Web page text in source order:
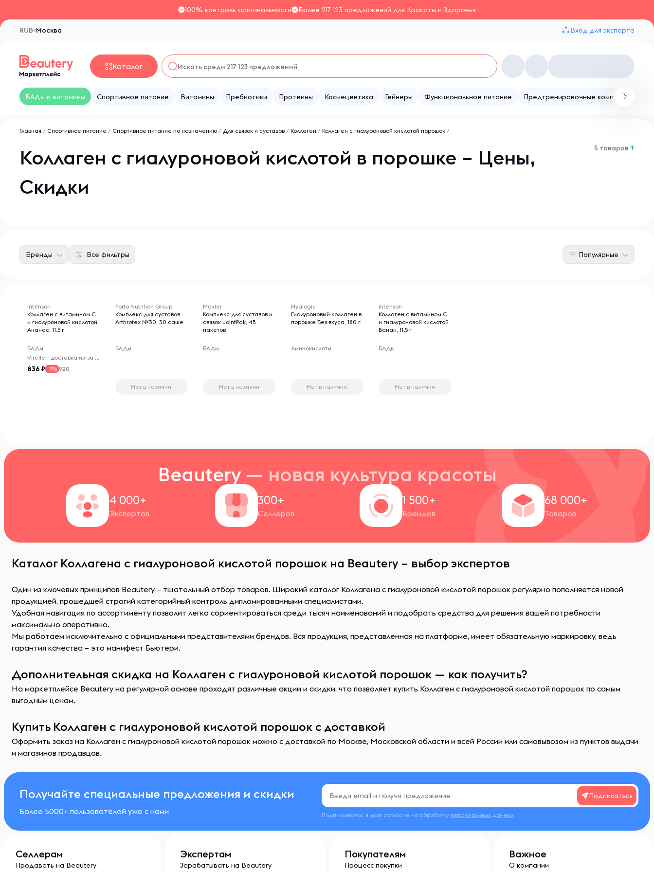
100% контроль оригинальности Более 217 123 предложений для Красоты и Здоровья
Москва
RUB Вход для эксперта
Каталог
БАДы и витамины Спортивное питание Витамины Пребиотики Протеины Космецевтика Гейнеры Функциональное питание Предтренировочные комплексы
Главная / Спортивное питание / Спортивное питание по назначению / Для связок и суставов / Коллаген / Коллаген с гиалуроновой кислотой порошок /
Коллаген с гиалуроновой кислотой в порошке – Цены,
Скидки
5 товаров ↑
Все фильтры
Бренды Популярные
Intenson
Коллаген с витамином C
и гиалуроновой кислотой
Ананас, 11.5 г
БАДы
Virelle - доставка из-за рубежа
836 -9% 920
Forto Nutrition Group
Комплекс для суставов
Arthrotex №30, 30 саше
БАДы
Нет в наличии
Maxler
Комплекс для суставов и
связок JointPak, 45
пакетов
БАДы
Нет в наличии
Hyalogic
Гиалуроновый коллаген в
порошке Без вкуса, 180 г
Аминокислоты
Нет в наличии
Intenson
Коллаген с витамином C
и гиалуроновой кислотой
Банан, 11.5 г
БАДы
Нет в наличии
Beautery — новая культура красоты
4 000+
Экспертов
300+
Селлеров
1 500+
Брендов
68 000+
Товаров
Каталог Коллагена с гиалуроновой кислотой порошок на Beautery – выбор экспертов
Один из ключевых принципов Beautery – тщательный отбор товаров. Широкий каталог Коллагена с гиалуроновой кислотой порошок регулярно пополняется новой
продукцией, прошедшей строгий категорийный контроль дипломированными специалистами.
Удобная навигация по ассортименту позволит легко сориентироваться среди тысяч наименований и подобрать средства для решения вашей потребности
максимально оперативно.
Мы работаем исключительно с официальными представителями брендов. Вся продукция, представленная на платформе, имеет обязательную маркировку, ведь
гарантия качества – это манифест Бьютери.
Дополнительная скидка на Коллаген с гиалуроновой кислотой порошок — как получить?
На маркетплейсе Beautery на регулярной основе проходят различные акции и скидки, что позволяет купить Коллаген с гиалуроновой кислотой порошок по самым
выгодным ценам.
Купить Коллаген с гиалуроновой кислотой порошок с доставкой
Оформить заказ на Коллаген с гиалуроновой кислотой порошок можно с доставкой по Москве, Московской области и всей России или самовывозом из пунктов выдачи
и магазинов продавцов.
Получайте специальные предложения и скидки
Более 5000+ пользователей уже с нами
Подписаться
Подписываясь, я даю согласие на обработку персональных данных
Селлерам
Продавать на Beautery
Экспертам
Зарабатывать на Beautery
Покупателям
Процесс покупки
Важное
О компании